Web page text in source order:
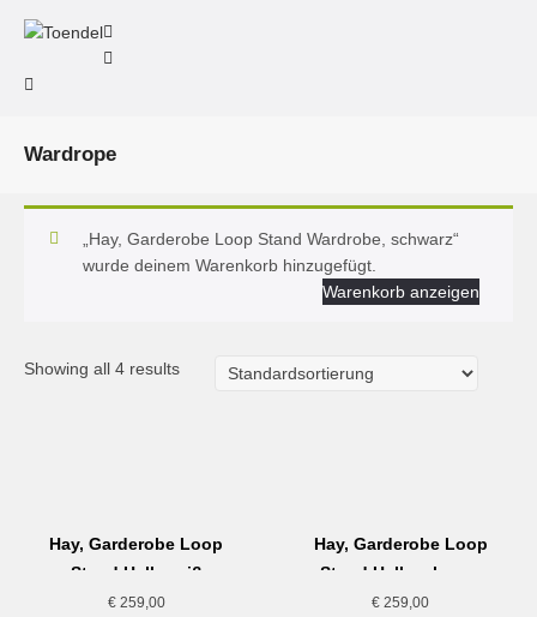
Wardrope
„Hay, Garderobe Loop Stand Wardrobe, schwarz“
wurde deinem Warenkorb hinzugefügt.
Warenkorb anzeigen
Showing all 4 results
Hay, Garderobe Loop
Stand Hall, weiß
€259,00
Hay, Garderobe Loop
Stand Hall, schwarz
€ 259,00